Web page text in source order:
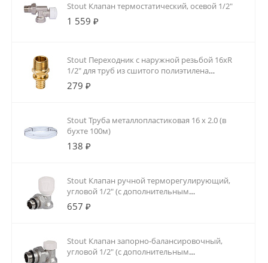
Stout Клапан термостатический, осевой 1/2"
1 559 ₽
Stout Переходник с наружной резьбой 16xR
1/2" для труб из сшитого полиэтилена
аксиальный
279 ₽
Stout Труба металлопластиковая 16 х 2.0 (в
бухте 100м)
138 ₽
Stout Клапан ручной терморегулирующий,
угловой 1/2" (с дополнительным
уплотнением)
657 ₽
Stout Клапан запорно-балансировочный,
угловой 1/2" (с дополнительным